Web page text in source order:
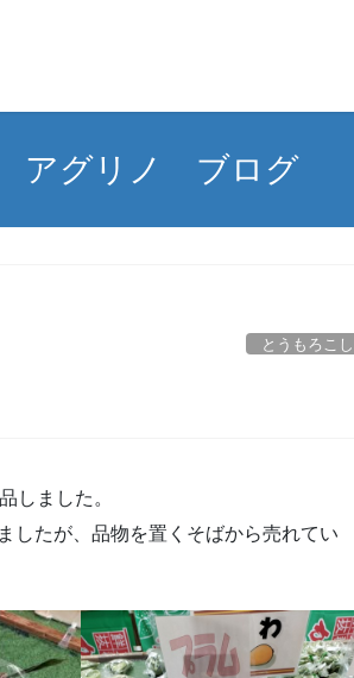
アグリノ ブログ
とうもろこし
しました。
したが、品物を置くそばから売れてい